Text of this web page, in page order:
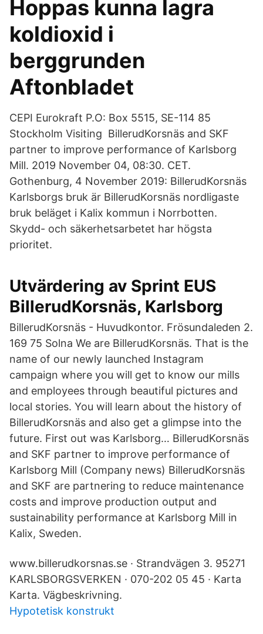
Hoppas kunna lagra
koldioxid i
berggrunden
Aftonbladet
CEPI Eurokraft P.O: Box 5515, SE-114 85
Stockholm Visiting BillerudKorsnäs and SKF
partner to improve performance of Karlsborg
Mill. 2019 November 04, 08:30. CET.
Gothenburg, 4 November 2019: BillerudKorsnäs
Karlsborgs bruk är BillerudKorsnäs nordligaste
bruk beläget i Kalix kommun i Norrbotten.
Skydd- och säkerhetsarbetet har högsta
prioritet.
Utvärdering av Sprint EUS
BillerudKorsnäs, Karlsborg
BillerudKorsnäs - Huvudkontor. Frösundaleden 2.
169 75 Solna We are BillerudKorsnäs. That is the
name of our newly launched Instagram
campaign where you will get to know our mills
and employees through beautiful pictures and
local stories. You will learn about the history of
BillerudKorsnäs and also get a glimpse into the
future. First out was Karlsborg… BillerudKorsnäs
and SKF partner to improve performance of
Karlsborg Mill (Company news) BillerudKorsnäs
and SKF are partnering to reduce maintenance
costs and improve production output and
sustainability performance at Karlsborg Mill in
Kalix, Sweden.
www.billerudkorsnas.se · Strandvägen 3. 95271
KARLSBORGSVERKEN · 070-202 05 45 · Karta
Karta. Vägbeskrivning.
Hypotetisk konstrukt